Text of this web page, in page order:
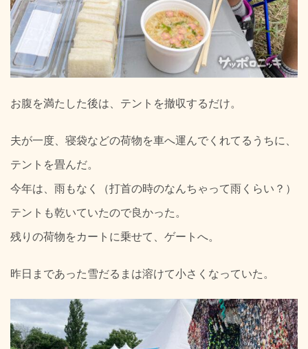
お腹を満たした後は、テントを撤収するだけ。
夫が一度、寝袋などの荷物を車へ運んでくれてるうちに、
テントを畳んだ。
今年は、雨もなく（打首の時のなんちゃって雨くらい？）
テントも乾いていたので良かった。
残りの荷物をカートに乗せて、ゲートへ。
昨日まであった雪だるまは溶けて小さくなっていた。